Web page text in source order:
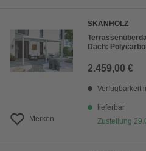
Merken
SKANHOLZ
Dach:
2.459,00 €
Verfügbarkeit
lieferbar
Zustellung